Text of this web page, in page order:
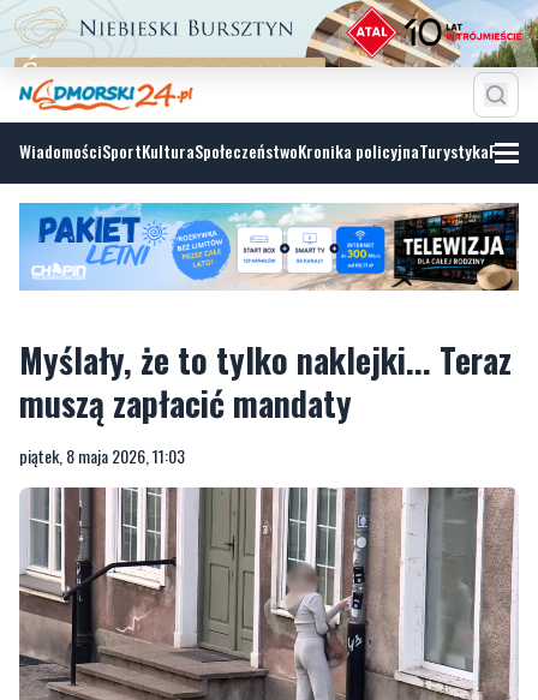
WiadomościSportKulturaSpołeczeństwoKronika policyjnaTurystyka
Myślały, że to tylko naklejki... Teraz
muszą zapłacić mandaty
piątek, 8 maja 2026, 11:03